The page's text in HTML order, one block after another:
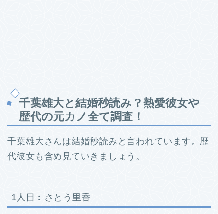
千葉雄大と結婚秒読み？熱愛彼女や
歴代の元カノ全て調査！
千葉雄大さんは結婚秒読みと言われています。 歴
代彼女も含め見ていきましょう。
1人目︰さとう里香